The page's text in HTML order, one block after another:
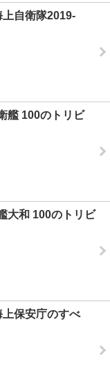
自衛隊2019-
艦 100のトリビ
大和 100のトリビ
保安庁のすべ